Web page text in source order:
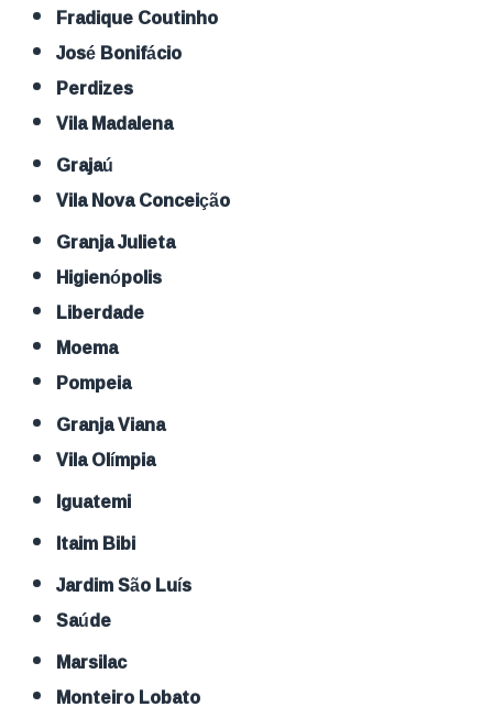
Fradique Coutinho
José Bonifácio
Perdizes
Vila Madalena
Grajaú
Vila Nova Conceição
Granja Julieta
Higienópolis
Liberdade
Moema
Pompeia
Granja Viana
Vila Olímpia
Iguatemi
Itaim Bibi
Jardim São Luís
Saúde
Marsilac
Monteiro Lobato